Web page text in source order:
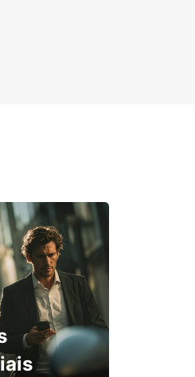
com tudo,
obrigatória!
uma visita ao
de aluguer
a Europcar é
Para mais
de carros.